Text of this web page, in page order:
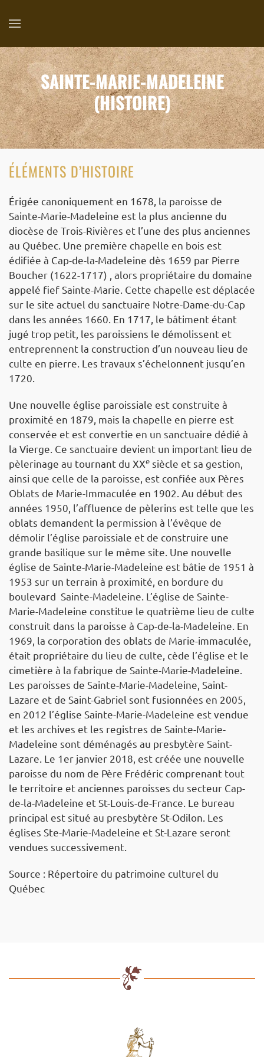
SAINTE-MARIE-MADELEINE
(HISTOIRE)
ÉLÉMENTS D’HISTOIRE
Érigée canoniquement en 1678, la paroisse de
Sainte-Marie-Madeleine est la plus ancienne du
diocèse de Trois-Rivières et l’une des plus anciennes
au Québec. Une première chapelle en bois est
édifiée à Cap-de-la-Madeleine dès 1659 par Pierre
Boucher (1622-1717) , alors propriétaire du domaine
appelé fief Sainte-Marie. Cette chapelle est déplacée
sur le site actuel du sanctuaire Notre-Dame-du-Cap
dans les années 1660. En 1717, le bâtiment étant
jugé trop petit, les paroissiens le démolissent et
entreprennent la construction d’un nouveau lieu de
culte en pierre. Les travaux s’échelonnent jusqu’en
1720.
Une nouvelle église paroissiale est construite à
proximité en 1879, mais la chapelle en pierre est
conservée et est convertie en un sanctuaire dédié à
la Vierge. Ce sanctuaire devient un important lieu de
pèlerinage au tournant du XXe siècle et sa gestion,
ainsi que celle de la paroisse, est confiée aux Pères
Oblats de Marie-Immaculée en 1902. Au début des
années 1950, l’affluence de pèlerins est telle que les
oblats demandent la permission à l’évêque de
démolir l’église paroissiale et de construire une
grande basilique sur le même site. Une nouvelle
église de Sainte-Marie-Madeleine est bâtie de 1951 à
1953 sur un terrain à proximité, en bordure du
boulevard Sainte-Madeleine. L’église de Sainte-
Marie-Madeleine constitue le quatrième lieu de culte
construit dans la paroisse à Cap-de-la-Madeleine. En
1969, la corporation des oblats de Marie-immaculée,
était propriétaire du lieu de culte, cède l’église et le
cimetière à la fabrique de Sainte-Marie-Madeleine.
Les paroisses de Sainte-Marie-Madeleine, Saint-
Lazare et de Saint-Gabriel sont fusionnées en 2005,
en 2012 l’église Sainte-Marie-Madeleine est vendue
et les archives et les registres de Sainte-Marie-
Madeleine sont déménagés au presbytère Saint-
Lazare. Le 1er janvier 2018, est créée une nouvelle
paroisse du nom de Père Frédéric comprenant tout
le territoire et anciennes paroisses du secteur Cap-
de-la-Madeleine et St-Louis-de-France. Le bureau
principal est situé au presbytère St-Odilon. Les
églises Ste-Marie-Madeleine et St-Lazare seront
vendues successivement.
Source : Répertoire du patrimoine culturel du
Québec